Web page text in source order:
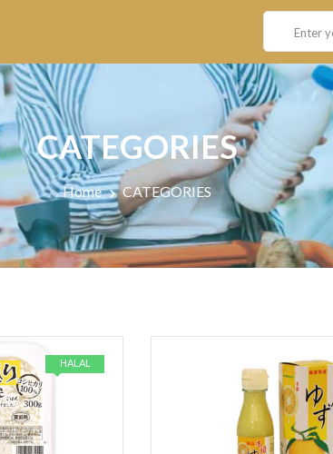
CATEGORIES
Home CATEGORIES
HALAL